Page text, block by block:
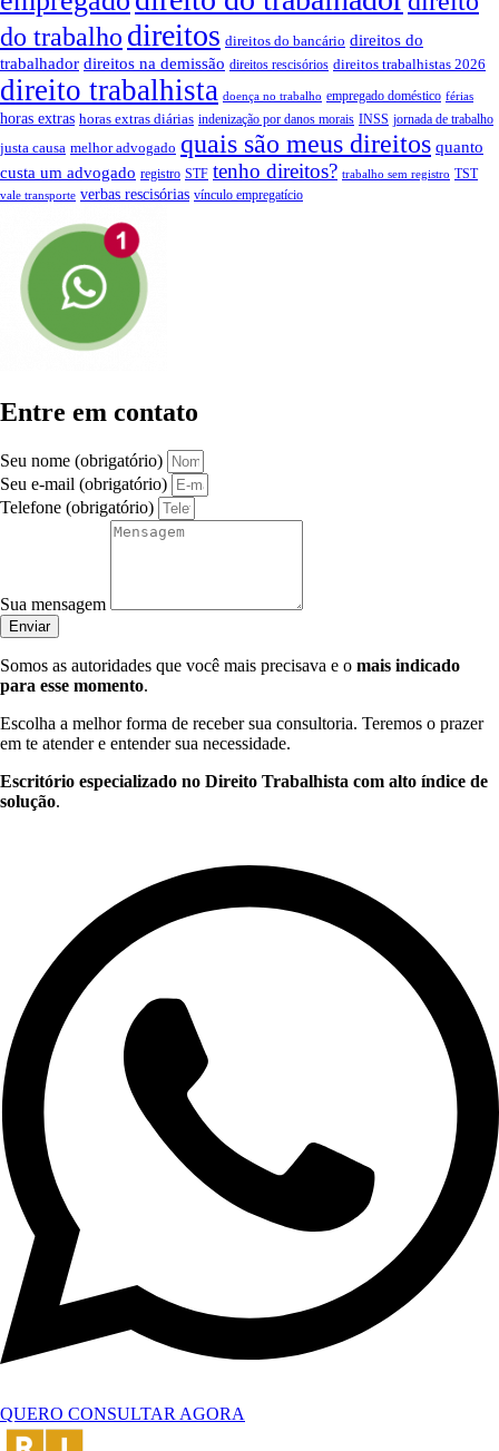
do trabalho direitos direitos do bancário direitos do
trabalhador direitos na demissão direitos rescisórios direitos trabalhistas 2026
direito trabalhista doença no trabalho empregado doméstico férias
horas extras horas extras diárias indenização por danos morais INSS jornada de trabalho
justa causa melhor advogado quais são meus direitos quanto
custa um advogado registro STF tenho direitos? trabalho sem registro TST
vale transporte verbas rescisórias vínculo empregatício
Entre em contato
Seu nome (obrigatório)
Seu e-mail (obrigatório)
Telefone (obrigatório)
Sua mensagem
Enviar
Somos as autoridades que você mais precisava e o mais indicado
para esse momento.
Escolha a melhor forma de receber sua consultoria. Teremos o prazer
em te atender e entender sua necessidade.
Escritório especializado no Direito Trabalhista com alto índice de
solução.
QUERO CONSULTAR AGORA